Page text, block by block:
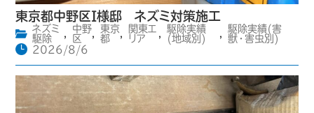
東京都中野区I様邸 ネズミ対策施工
ネズミ
駆除
,
中野
区
,
東京
都
,
関東エ
リア
,
駆除実績
(地域別)
,
駆除実績(害
獣・害虫別)
2026/8/6